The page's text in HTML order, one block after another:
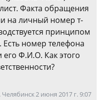
Факта обращения
на личный номер т-
принципом
номер телефона
Ф.И.О. Как этого
2 июня 2017 г. 9:07